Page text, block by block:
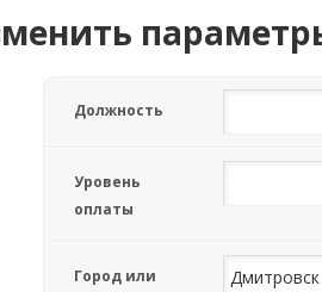
Должность
Уровень
оплаты
Город или